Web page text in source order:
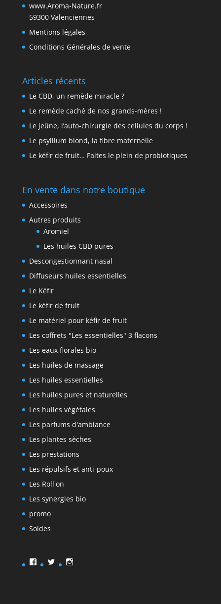
www.Aroma-Nature.fr
59300 Valenciennes
Mentions légales
Conditions Générales de vente
Articles récents
Le CBD, un remède miracle ?
Le remède caché de nos grands-mères !
Le jeûne, l’auto-chirurgie des cellules du corps !
Le psyllium blond, la fibre maternelle
Le kéfir de fruit… Faites le plein de probiotiques
En vente dans notre boutique
Accessoires
Autres produits
Aromiel
Les huiles CBD pures
Descongestionnant nasal
Diffuseurs huiles essentielles
Le Kéfir
Le kéfir de fruit
Le matériel pour kéfir de fruit
Les coffrets "Les essentielles" 3 flacons
Les eaux florales bio
Les huiles de massage
Les huiles essentielles
Les huiles pures et naturelles
Les huiles végétales
Les parfums d'ambiance
Les plantes sèches
Les prestations
Les répulsifs et anti-poux
Les Roll'on
Les synergies bio
promo
Soldes
Facebook
TwitterInstagram